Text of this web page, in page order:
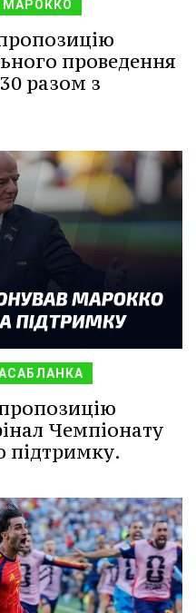
МАРОККО
проведення
разом з
Чемпіонату
підтримку.